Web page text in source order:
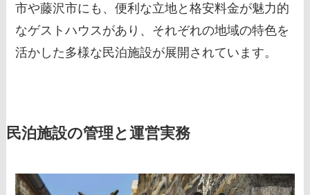
市や藤沢市にも、便利な立地と格安料金が魅力的
なゲストハウスがあり、それぞれの地域の特色を
活かした多様な民泊施設が展開されています。
民泊施設の管理と運営実務